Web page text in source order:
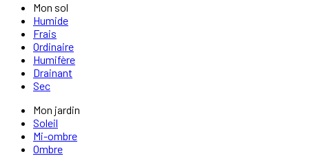
Mon sol
Humide
Frais
Ordinaire
Humifère
Drainant
Sec
Mon jardin
Soleil
Mi-ombre
Ombre